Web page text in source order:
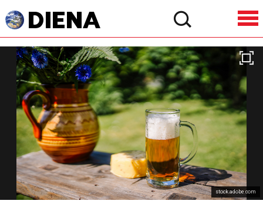
stock.adobe.com